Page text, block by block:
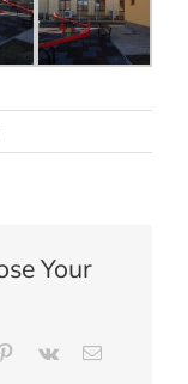
Your
Pinterest
Vk
E-